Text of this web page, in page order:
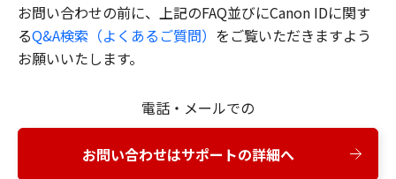
お問い合わせの前に、上記のFAQ並びにCanon IDに関す
るQ&A検索（よくあるご質問） をご覧いただきますよう
お願いいたします。
電話・メールでの
お問い合わせはサポートの詳細へ